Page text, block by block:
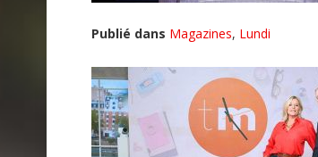
Publié dans Magazines, Lundi